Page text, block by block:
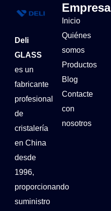
Deli
GLASS
es un
fabricante
profesional
de
cristalería
en China
desde
1996,
proporcionando
suministro
Empresa
Inicio
Quiénes
somos
Productos
Blog
Contacte
con
nosotros